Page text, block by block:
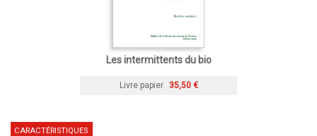
Les intermittents du bio
Livre papier 35,50 €
CARACTÉRISTIQUES